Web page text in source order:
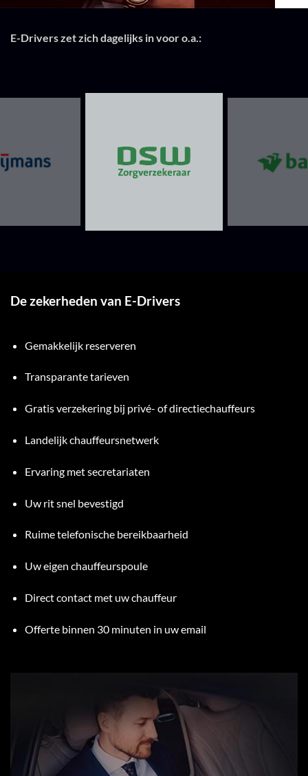
E-Drivers zet zich dagelijks in voor o.a.:
De zekerheden van E-Drivers
Gemakkelijk reserveren
Transparante tarieven
Gratis verzekering bij privé- of directiechauffeurs
Landelijk chauffeursnetwerk
Ervaring met secretariaten
Uw rit snel bevestigd
Ruime telefonische bereikbaarheid
Uw eigen chauffeurspoule
Direct contact met uw chauffeur
Offerte binnen 30 minuten in uw email